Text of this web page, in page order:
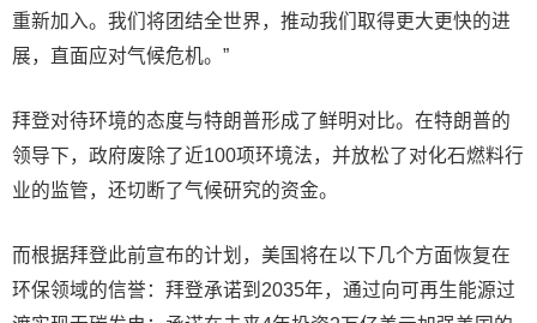
重新加入。我们将团结全世界，推动我们取得更大更快的进
展，直面应对气候危机。”
拜登对待环境的态度与特朗普形成了鲜明对比。在特朗普的
领导下，政府废除了近100项环境法，并放松了对化石燃料行
业的监管，还切断了气候研究的资金。
而根据拜登此前宣布的计划，美国将在以下几个方面恢复在
环保领域的信誉：拜登承诺到2035年，通过向可再生能源过